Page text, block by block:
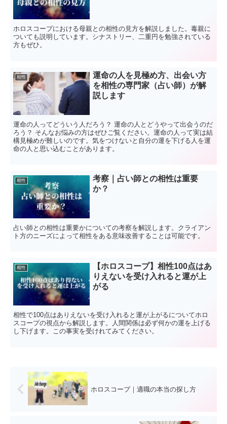
ホロスコープにおける母親との相性の見方を解説しました。毒親に
ついても説明しています。シナストリー、二重円を勉強されている
方もぜひ。
相性
運命の人を見極め方、出会い方
を相性の専門家（占い師）が解
説します
運命の人ってどういう人だろう？ 運命の人とどうやって出会うのだ
ろう？ そんなお悩みの方はぜひご覧ください。運命の人って実は結
構見極めが難しいのです。気をつけないと自分の運を下げる人を運
命の人と思い込むことがあります。
相性
考察｜占い師との相性は重要
か？
占い師との相性は重要かについての考察を解説します。クライアン
ト方のニーズによって相性をある意味改善することは可能です。
相性
【ホロスコープ】相性100点はあ
りえないを受け入れると運が上
がる
相性で100点はありえないを受け入れると運が上がるについてホロ
スコープの視点から解説します。人間関係は必ず何かの運を上げる
し下げます。この事実を受けれてみてください。
ホロスコープ｜適職の本当の探し方